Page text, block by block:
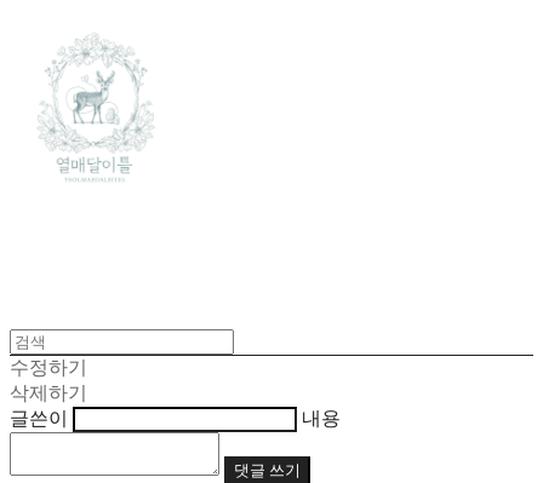
수정하기
삭제하기
글쓴이
내용
댓글 쓰기